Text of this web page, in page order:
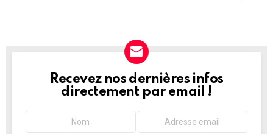
NEWSLETTER
Recevez nos dernières infos
directement par email !